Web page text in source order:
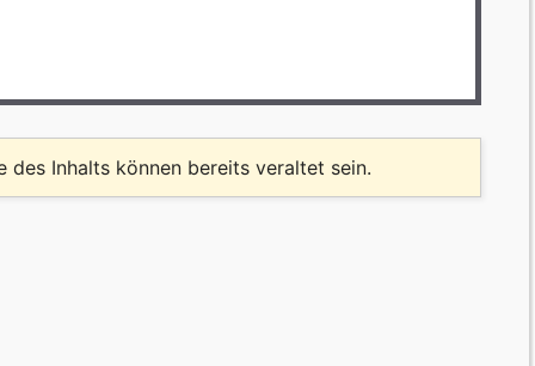
des Inhalts können bereits veraltet sein.